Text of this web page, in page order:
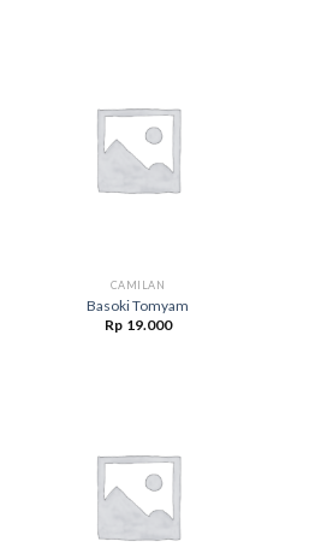
CAMILAN
Basoki Tomyam
Rp 19.000